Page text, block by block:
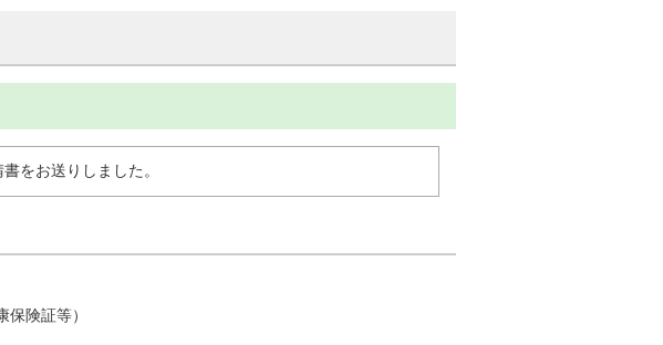
をお送りしました。
険証等）